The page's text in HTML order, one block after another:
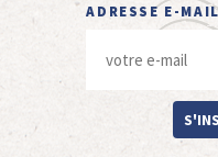
ADRESSE E-